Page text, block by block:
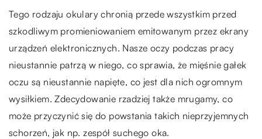
Tego rodzaju okulary chronią przede wszystkim przed
szkodliwym promieniowaniem emitowanym przez ekrany
urządzeń elektronicznych. Nasze oczy podczas pracy
nieustannie patrzą w niego, co sprawia, że mięśnie gałek
oczu są nieustannie napięte, co jest dla nich ogromnym
wysiłkiem. Zdecydowanie rzadziej także mrugamy, co
może przyczynić się do powstania takich nieprzyjemnych
schorzeń, jak np. zespół suchego oka.